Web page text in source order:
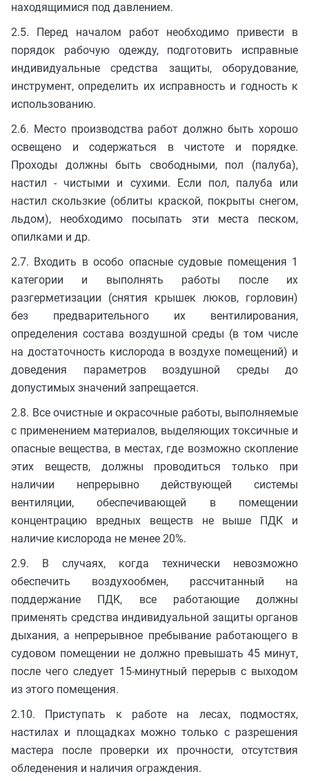
находящимися под давлением.
2.5. Перед началом работ необходимо привести в
порядок рабочую одежду, подготовить исправные
индивидуальные средства защиты, оборудование,
инструмент, определить их исправность и годность к
использованию.
2.6. Место производства работ должно быть хорошо
освещено и содержаться в чистоте и порядке.
Проходы должны быть свободными, пол (палуба),
настил - чистыми и сухими. Если пол, палуба или
настил скользкие (облиты краской, покрыты снегом,
льдом), необходимо посыпать эти места песком,
опилками и др.
2.7. Входить в особо опасные судовые помещения 1
категории и выполнять работы после их
разгерметизации (снятия крышек люков, горловин)
без предварительного их вентилирования,
определения состава воздушной среды (в том числе
на достаточность кислорода в воздухе помещений) и
доведения параметров воздушной среды до
допустимых значений запрещается.
2.8. Все очистные и окрасочные работы, выполняемые
с применением материалов, выделяющих токсичные и
опасные вещества, в местах, где возможно скопление
этих веществ, должны проводиться только при
наличии непрерывно действующей системы
вентиляции, обеспечивающей в помещении
концентрацию вредных веществ не выше ПДК и
наличие кислорода не менее 20%.
2.9. В случаях, когда технически невозможно
обеспечить воздухообмен, рассчитанный на
поддержание ПДК, все работающие должны
применять средства индивидуальной защиты органов
дыхания, а непрерывное пребывание работающего в
судовом помещении не должно превышать 45 минут,
после чего следует 15-минутный перерыв с выходом
из этого помещения.
2.10. Приступать к работе на лесах, подмостях,
настилах и площадках можно только с разрешения
мастера после проверки их прочности, отсутствия
обледенения и наличия ограждения.